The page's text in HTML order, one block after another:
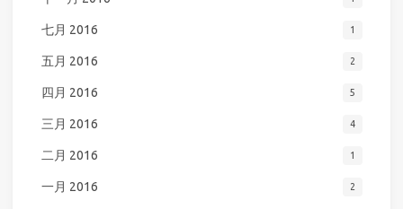
七月 2016 1
五月 2016 2
四月 2016 5
三月 2016 4
二月 2016 1
一月 2016 2